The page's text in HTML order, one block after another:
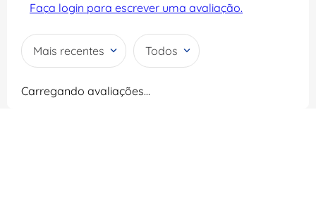
Faça login para escrever uma avaliação.
Mais recentes Todos
Carregando avaliações…